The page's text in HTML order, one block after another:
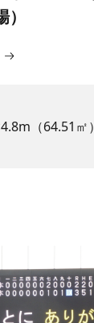
（64.51㎡）